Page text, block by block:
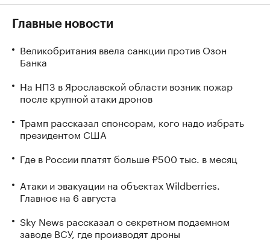
Главные новости
Великобритания ввела санкции против Озон
Банка
На НПЗ в Ярославской области возник пожар
после крупной атаки дронов
Трамп рассказал спонсорам, кого надо избрать
президентом США
Где в России платят больше ₽500 тыс. в месяц
Атаки и эвакуации на объектах Wildberries.
Главное на 6 августа
Sky News рассказал о секретном подземном
заводе ВСУ, где производят дроны